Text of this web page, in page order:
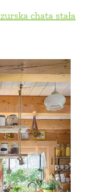
chata stała